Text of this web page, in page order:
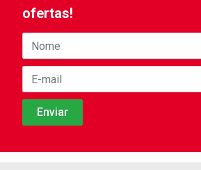
ofertas!